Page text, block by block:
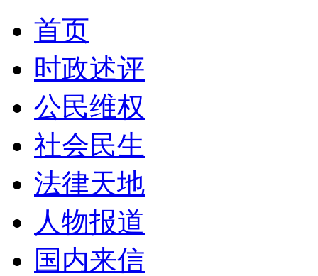
首页
时政述评
公民维权
社会民生
法律天地
人物报道
国内来信